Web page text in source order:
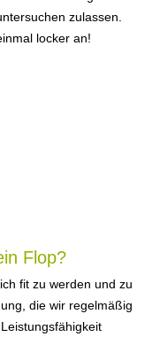
zulassen.
locker an!
Flop?
fit zu werden und zu
die wir regelmäßig